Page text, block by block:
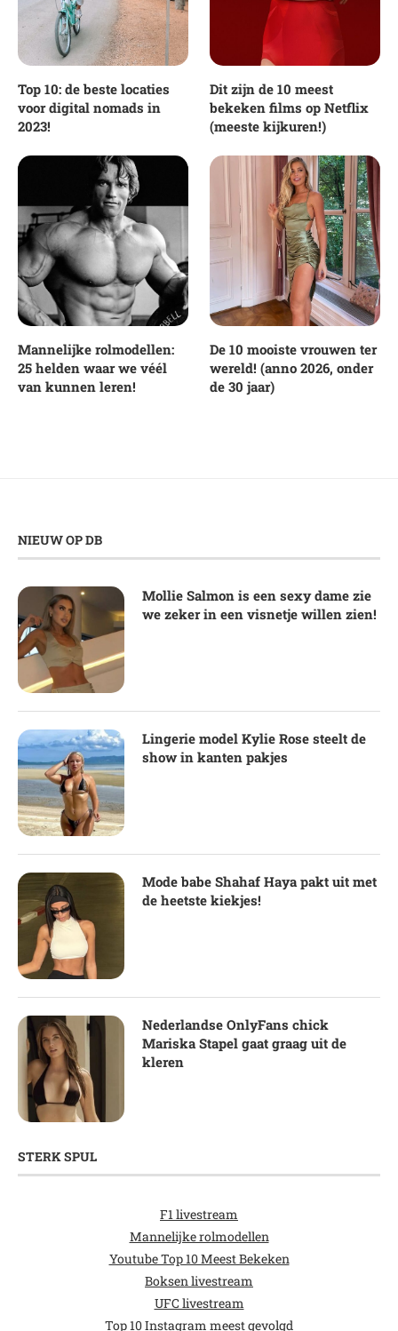
Top 10: de beste locaties
voor digital nomads in
2023!
Dit zijn de 10 meest
bekeken films op Netflix
(meeste kijkuren!)
Mannelijke rolmodellen:
25 helden waar we véél
van kunnen leren!
De 10 mooiste vrouwen ter
wereld! (anno 2026, onder
de 30 jaar)
NIEUW OP DB
Mollie Salmon is een sexy dame zie
we zeker in een visnetje willen zien!
Lingerie model Kylie Rose steelt de
show in kanten pakjes
Mode babe Shahaf Haya pakt uit met
de heetste kiekjes!
Nederlandse OnlyFans chick
Mariska Stapel gaat graag uit de
kleren
STERK SPUL
F1 livestream
Mannelijke rolmodellen
Youtube Top 10 Meest Bekeken
Boksen livestream
UFC livestream
Top 10 Instagram meest gevolgd